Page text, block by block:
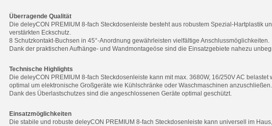
Überragende Qualität
Die deleyCON PREMIUM 8-fach Steckdosenleiste besteht aus robustem Spezial-Hartplastik
verstärkten Eckschutz.
8 Schutzkontakt-Buchsen in 45°-Anordnung gewährleisten vielfältige Anschlussmöglichkeiten.
Dank der praktischen Aufhänge- und Wandmontageöse sind die Einsatzgebiete nahezu
Technische Highlights
Die deleyCON PREMIUM 8-fach Steckdosenleiste kann mit max. 3680W, 16/250V AC belastet
optimal um elektronische Großgeräte wie Kühlschränke oder Waschmaschinen anzuschließen.
Dank des Überlastschutzes sind die angeschlossenen Geräte optimal geschützt.
Einsatzmöglichkeiten
Die stabile und robuste deleyCON PREMIUM 8-fach Steckdosenleiste kann universell im